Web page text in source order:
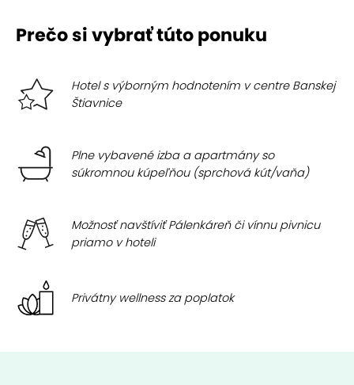
Prečo si vybrať túto ponuku
Hotel s výborným hodnotením v centre Banskej
Štiavnice
Plne vybavené izba a apartmány so
súkromnou kúpeľňou (sprchová kút/vaňa)
Možnosť navštíviť Pálenkáreň či vínnu pivnicu
priamo v hoteli
Privátny wellness za poplatok